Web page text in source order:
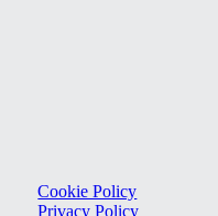
Cookie Policy
Privacy Policy